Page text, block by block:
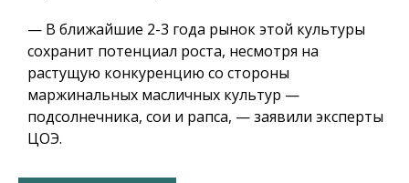
— В ближайшие 2-3 года рынок этой культуры
сохранит потенциал роста, несмотря на
растущую конкуренцию со стороны
маржинальных масличных культур —
подсолнечника, сои и рапса, — заявили эксперты
ЦОЭ.